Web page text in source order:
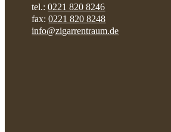
tel.:0221 820 8246
fax:0221 820 8248
info@zigarrentraum.de